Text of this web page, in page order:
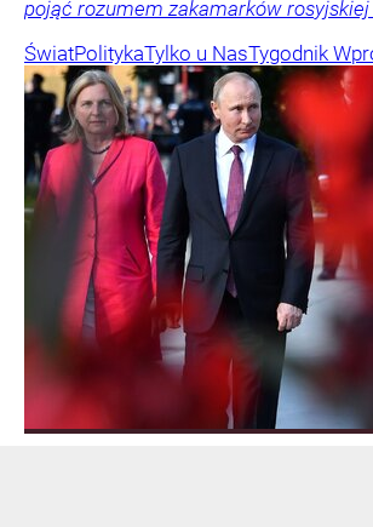
pojąć rozumem zakamarków rosyjskiej
ŚwiatPolitykaTylko u NasTygodnik